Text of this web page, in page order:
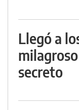
Llegó a
secreto